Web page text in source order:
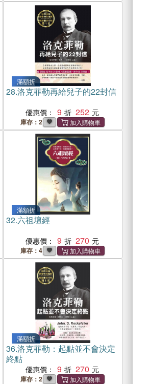
滿額折
28.洛克菲勒再給兒子的22封信
優惠價： 9 252
庫存：2
滿額折
32.六祖壇經
優惠價： 9 270
庫存：4
滿額折
36.洛克菲勒：起點並不會決定
終點
優惠價： 9 270
庫存：2